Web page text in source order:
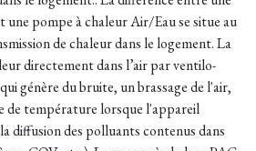
une pompe à chaleur Air/Eau se situe au
de chaleur dans le logement. La
directement dans l’air par ventilo-
génère du bruite, un brassage de l'air,
de température lorsque l'appareil
diffusion des polluants contenus dans